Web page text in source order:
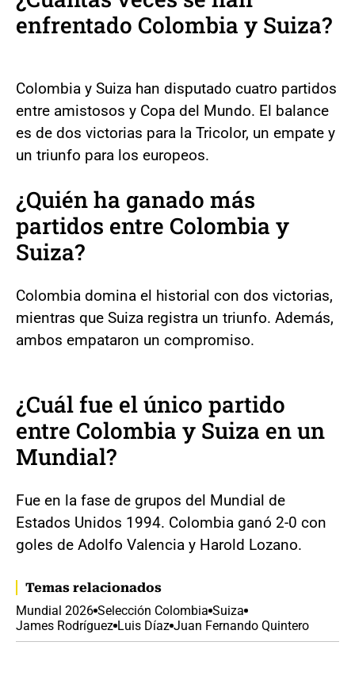
enfrentado Colombia y Suiza?
Colombia y Suiza han disputado cuatro partidos
entre amistosos y Copa del Mundo. El balance
es de dos victorias para la Tricolor, un empate y
un triunfo para los europeos.
¿Quién ha ganado más
partidos entre Colombia y
Suiza?
Colombia domina el historial con dos victorias,
mientras que Suiza registra un triunfo. Además,
ambos empataron un compromiso.
¿Cuál fue el único partido
entre Colombia y Suiza en un
Mundial?
Fue en la fase de grupos del Mundial de
Estados Unidos 1994. Colombia ganó 2-0 con
goles de Adolfo Valencia y Harold Lozano.
Temas relacionados
Mundial 2026 Selección Colombia Suiza
James Rodríguez Luis Díaz Juan Fernando Quintero